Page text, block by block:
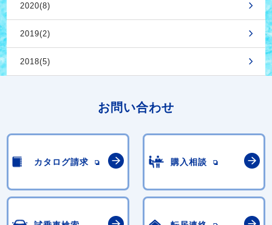
2020(8)
2019(2)
2018(5)
お問い合わせ
カタログ請求 購入相談